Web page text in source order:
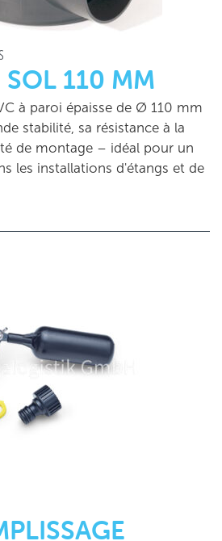
SOL 110 MM
à paroi épaisse de Ø 110 mm
stabilité, sa résistance à la
de montage – idéal pour un
les installations d'étangs et de